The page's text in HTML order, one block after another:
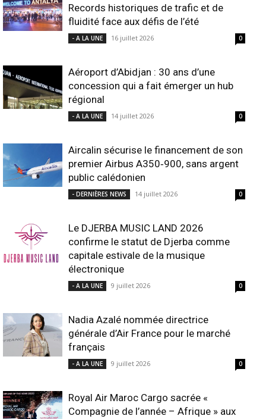
Records historiques de trafic et de
fluidité face aux défis de l’été
- A LA UNE 16 juillet 2026 0
Aéroport d’Abidjan : 30 ans d’une
concession qui a fait émerger un hub
régional
- A LA UNE 14 juillet 2026 0
Aircalin sécurise le financement de son
premier Airbus A350‑900, sans argent
public calédonien
- DERNIÈRES NEWS 14 juillet 2026 0
Le DJERBA MUSIC LAND 2026
confirme le statut de Djerba comme
capitale estivale de la musique
électronique
- A LA UNE 9 juillet 2026 0
Nadia Azalé nommée directrice
générale d’Air France pour le marché
français
- A LA UNE 9 juillet 2026 0
Royal Air Maroc Cargo sacrée «
Compagnie de l’année – Afrique » aux